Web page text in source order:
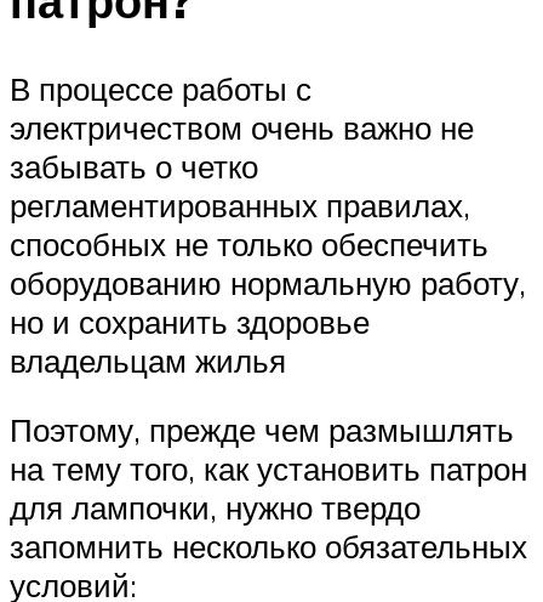
В процессе работы с
электричеством очень важно не
забывать о четко
регламентированных правилах,
способных не только обеспечить
оборудованию нормальную работу,
но и сохранить здоровье
владельцам жилья
Поэтому, прежде чем размышлять
на тему того, как установить патрон
для лампочки, нужно твердо
запомнить несколько обязательных
условий: